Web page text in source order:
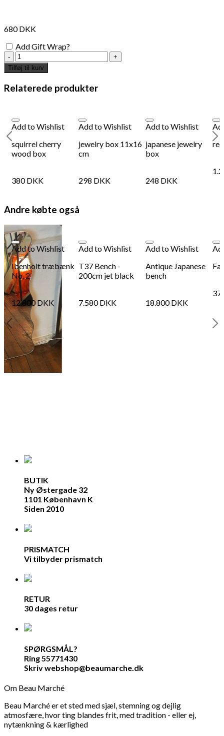
680DKK
Add Gift Wrap?
cherry
bark
tea
box
antal
Tilføj til kurv
Relaterede produkter
Add to Wishlist
squirrel cherry
wood box
380DKK
Add to Wishlist
jewelry box 11x16
cm
298 DKK
Add to Wishlist
japanese jewelry
box
248 DKK
Andre købte også
Add to Wishlist
Ibenholt træbænk
No. 2
12.800DKK
Add to Wishlist
T37 Bench -
200cm jet black
7.580DKK
Add to Wishlist
Antique Japanese
bench
18.800DKK
BUTIK
Ny Østergade 32
1101 København K
Siden 2010
PRISMATCH
Vi tilbyder prismatch
RETUR
30 dages retur
SPØRGSMÅL?
Ring 55771430
Skriv webshop@beaumarche.dk
Om Beau Marché
Beau Marché er et sted med sjæl, stemning og dejlig
atmosfære, hvor ting blandes frit, med tradition - eller ej,
nytænkning & kærlighed